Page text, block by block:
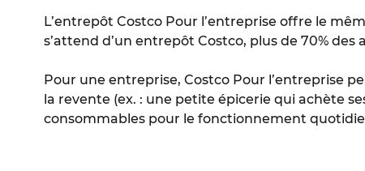
L’entrepôt Costco Pour l’entreprise offre le
s’attend d’un entrepôt Costco, plus de 70% des
Pour une entreprise, Costco Pour l’entreprise
la revente (ex. : une petite épicerie qui achète
consommables pour le fonctionnement